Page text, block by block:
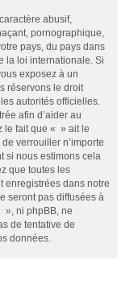
abusif,
pornographique,
pays, du pays dans
la loi internationale. Si
exposez à un
réservons le droit
autorités officielles.
afin d’aider au
le fait que « » ait le
verrouiller n’importe
si nous estimons cela
que toutes les
enregistrées dans notre
seront pas diffusées à
», ni phpBB, ne
de tentative de
données.